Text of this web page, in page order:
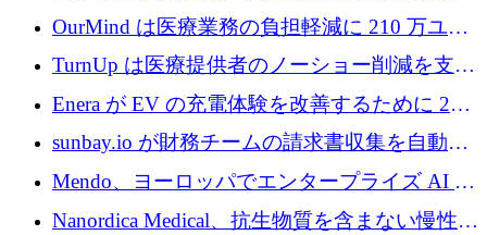
Theker が 8,500 万ドルを調達
OurMind は医療業務の負担軽減に 210 万ユー
ロを寄付
TurnUp は医療提供者のノーショー削減を支援
するために 200 万ユーロを調達
Enera が EV の充電体験を改善するために 200
万ドルを調達
sunbay.io が財務チームの請求書収集を自動化
するために 55 万ユーロを調達
Mendo、ヨーロッパでエンタープライズ AI 導
入を拡大するために 1,200 万ユーロを確保
Nanordica Medical、抗生物質を含まない慢性創